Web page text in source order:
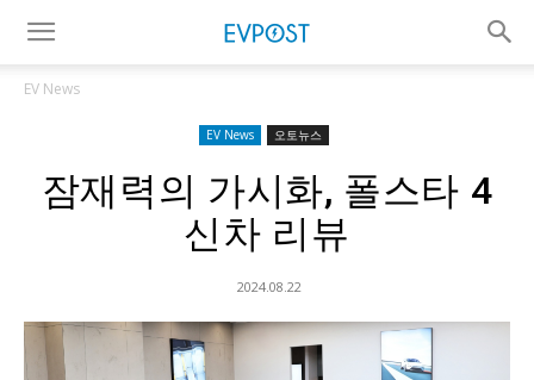
EV News
EV News 오토뉴스
잠재력의 가시화, 폴스타 4
신차 리뷰
2024.08.22